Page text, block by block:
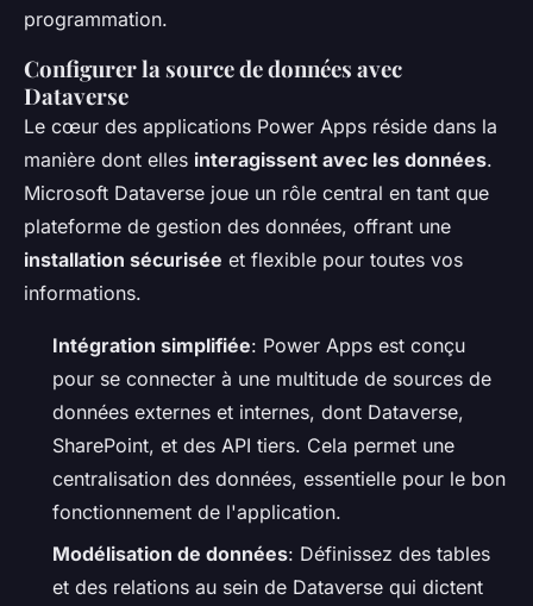
programmation.
Configurer la source de données avec
Dataverse
Le cœur des applications Power Apps réside dans la
manière dont elles interagissent avec les données.
Microsoft Dataverse joue un rôle central en tant que
plateforme de gestion des données, offrant une
installation sécurisée et flexible pour toutes vos
informations.
Intégration simplifiée: Power Apps est conçu
pour se connecter à une multitude de sources de
données externes et internes, dont Dataverse,
SharePoint, et des API tiers. Cela permet une
centralisation des données, essentielle pour le bon
fonctionnement de l'application.
Modélisation de données: Définissez des tables
et des relations au sein de Dataverse qui dictent